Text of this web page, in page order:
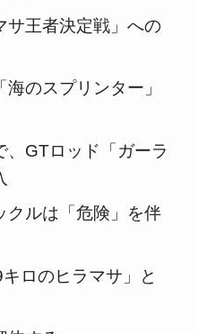
サ王者決定戦」への
のスプリンター」
、GTロッド「ガーラ
クルは「危険」を伴
ロのヒラマサ」と